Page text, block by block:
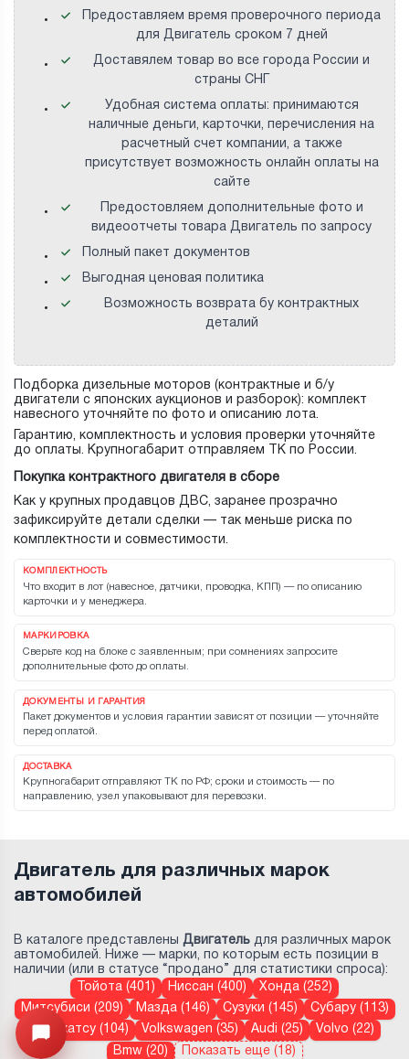
Предоставляем время проверочного периода
для Двигатель сроком 7 дней
Доставялем товар во все города России и
страны СНГ
Удобная система оплаты: принимаются
наличные деньги, карточки, перечисления на
расчетный счет компании, а также
присутствует возможность онлайн оплаты на
сайте
Предостовляем дополнительные фото и
видеоотчеты товара Двигатель по запросу
Полный пакет документов
Выгодная ценовая политика
Возможность возврата бу контрактных
деталий
Подборка дизельные моторов (контрактные и б/у
двигатели с японских аукционов и разборок): комплект
навесного уточняйте по фото и описанию лота.
Гарантию, комплектность и условия проверки уточняйте
до оплаты. Крупногабарит отправляем ТК по России.
Покупка контрактного двигателя в сборе
Как у крупных продавцов ДВС, заранее прозрачно
зафиксируйте детали сделки — так меньше риска по
комплектности и совместимости.
КОМПЛЕКТНОСТЬ
Что входит в лот (навесное, датчики, проводка, КПП) — по описанию
карточки и у менеджера.
МАРКИРОВКА
Сверьте код на блоке с заявленным; при сомнениях запросите
дополнительные фото до оплаты.
ДОКУМЕНТЫ И ГАРАНТИЯ
Пакет документов и условия гарантии зависят от позиции — уточняйте
перед оплатой.
ДОСТАВКА
Крупногабарит отправляют ТК по РФ; сроки и стоимость — по
направлению, узел упаковывают для перевозки.
Открыть меню
Двигатель для различных марок
автомобилей
В каталоге представлены Двигатель для различных марок
автомобилей. Ниже — марки, по которым есть позиции в
наличии (или в статусе “продано” для статистики спроса):
Тойота (401)
Ниссан (400)
Хонда (252)
Митсубиси (209)
Мазда (146) Сузуки (145)
Субару (113)
Дайхатсу (104)
Volkswagen (35) Audi (25)
Volvo (22)
Bmw (20)
Показать еще (18)